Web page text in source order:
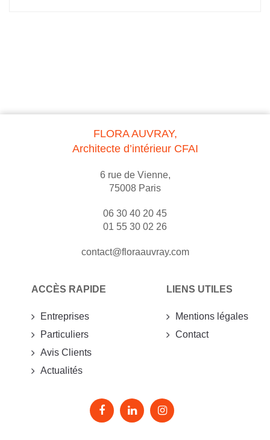
FLORA AUVRAY,
Architecte d’intérieur CFAI
6 rue de Vienne,
75008 Paris
06 30 40 20 45
01 55 30 02 26
contact@floraauvray.com
ACCÈS RAPIDE
Entreprises
Particuliers
Avis Clients
Actualités
LIENS UTILES
Mentions légales
Contact